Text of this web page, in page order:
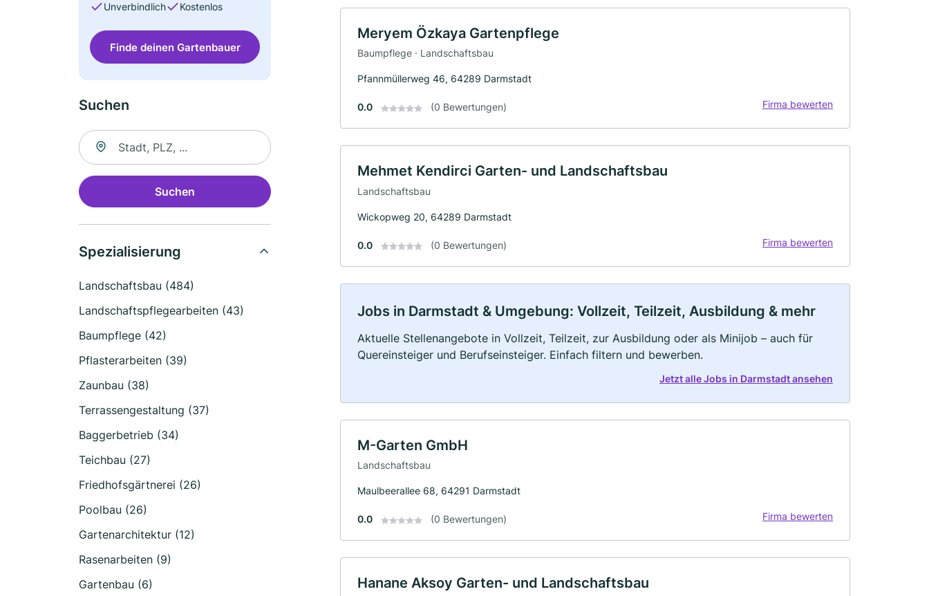
Unverbindlich Kostenlos
Finde deinen Gartenbauer
Suchen
Suche nach Ort
Suchen
Spezialisierung
Landschaftsbau (484)
Landschaftspflegearbeiten (43)
Baumpflege (42)
Pflasterarbeiten (39)
Zaunbau (38)
Terrassengestaltung (37)
Baggerbetrieb (34)
Teichbau (27)
Friedhofsgärtnerei (26)
Poolbau (26)
Gartenarchitektur (12)
Rasenarbeiten (9)
Gartenbau (6)
Meryem Özkaya Gartenpflege
Baumpflege · Landschaftsbau
Pfannmüllerweg 46, 64289 Darmstadt
0.0 (0 Bewertungen) Firma bewerten
Mehmet Kendirci Garten- und Landschaftsbau
Landschaftsbau
Wickopweg 20, 64289 Darmstadt
0.0 (0 Bewertungen) Firma bewerten
Jobs in Darmstadt & Umgebung: Vollzeit, Teilzeit, Ausbildung & mehr
Aktuelle Stellenangebote in Vollzeit, Teilzeit, zur Ausbildung oder als Minijob – auch für
Quereinsteiger und Berufseinsteiger. Einfach filtern und bewerben.
Jetzt alle Jobs in Darmstadt ansehen
M-Garten GmbH
Landschaftsbau
Maulbeerallee 68, 64291 Darmstadt
0.0 (0 Bewertungen) Firma bewerten
Hanane Aksoy Garten- und Landschaftsbau